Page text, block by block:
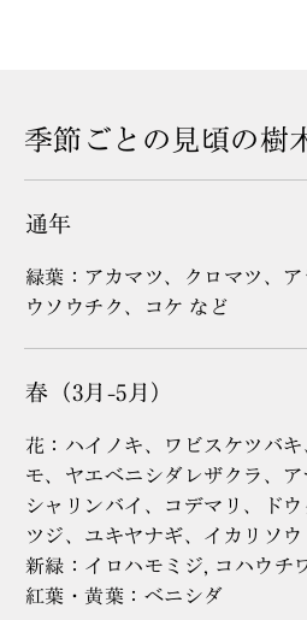
季節ごとの見頃の樹
通年
緑葉：アカマツ、クロマツ、
ウソウチク、コケ など
春（3月-5月）
花：ハイノキ、ワビスケツバ
モ、ヤエベニシダレザクラ、ア
シャリンバイ、コデマリ、ド
ツジ、ユキヤナギ、イカリソウ
新緑：イロハモミジ, コハウチ
紅葉・黄葉：ベニシダ